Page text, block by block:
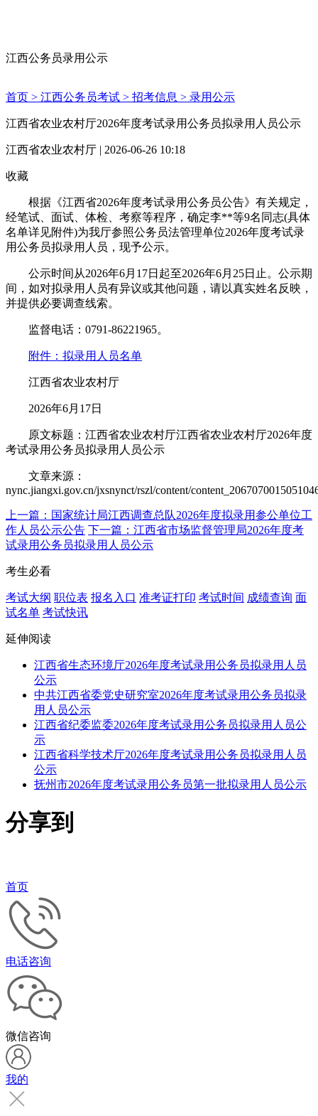
江西公务员录用公示
首页 > 江西公务员考试 > 招考信息 > 录用公示
江西省农业农村厅2026年度考试录用公务员拟录用人员公示
江西省农业农村厅 | 2026-06-26 10:18
收藏
根据《江西省2026年度考试录用公务员公告》有关规定，
经笔试、面试、体检、考察等程序，确定李**等9名同志(具体
名单详见附件)为我厅参照公务员法管理单位2026年度考试录
用公务员拟录用人员，现予公示。
公示时间从2026年6月17日起至2026年6月25日止。公示期
间，如对拟录用人员有异议或其他问题，请以真实姓名反映，
并提供必要调查线索。
监督电话：0791-86221965。
附件：拟录用人员名单
江西省农业农村厅
2026年6月17日
原文标题：江西省农业农村厅江西省农业农村厅2026年度
考试录用公务员拟录用人员公示
文章来源：
nync.jiangxi.gov.cn/jxsnynct/rszl/content/
上一篇：国家统计局江西调查总队2026年度拟录用参公单位工
作人员公示公告 下一篇：江西省市场监督管理局2026年度考
试录用公务员拟录用人员公示
考生必看
考试大纲 职位表 报名入口 准考证打印 考试时间 成绩查询 面
试名单 考试快讯
延伸阅读
江西省生态环境厅2026年度考试录用公务员拟录用人员
公示
中共江西省委党史研究室2026年度考试录用公务员拟录
用人员公示
江西省纪委监委2026年度考试录用公务员拟录用人员公
示
江西省科学技术厅2026年度考试录用公务员拟录用人员
公示
抚州市2026年度考试录用公务员第一批拟录用人员公示
分享到
首页
电话咨询
微信咨询
我的